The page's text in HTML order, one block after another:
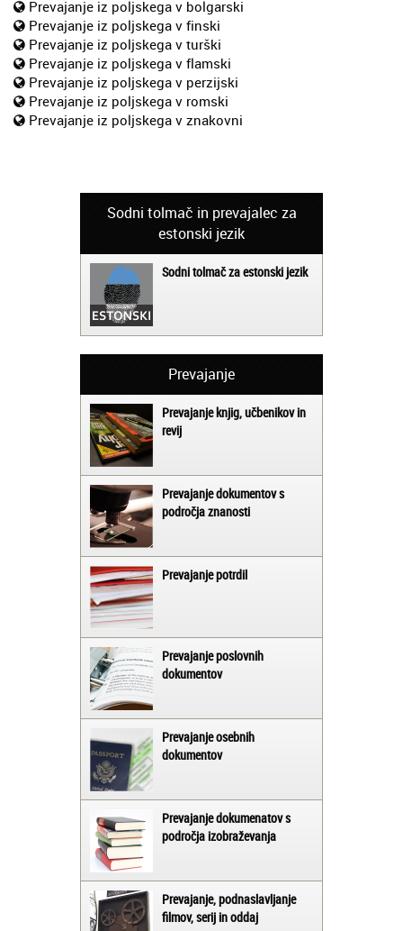
Prevajanje iz poljskega v bolgarski
Prevajanje iz poljskega v finski
Prevajanje iz poljskega v turški
Prevajanje iz poljskega v flamski
Prevajanje iz poljskega v perzijski
Prevajanje iz poljskega v romski
Prevajanje iz poljskega v znakovni
Sodni tolmač in prevajalec za
estonski jezik
Sodni tolmač za estonski jezik
Prevajanje
Prevajanje knjig, učbenikov in
revij
Prevajanje dokumentov s
področja znanosti
Prevajanje potrdil
Prevajanje poslovnih
dokumentov
Prevajanje osebnih
dokumentov
Prevajanje dokumenatov s
področja izobraževanja
Prevajanje, podnaslavljanje
filmov, serij in oddaj